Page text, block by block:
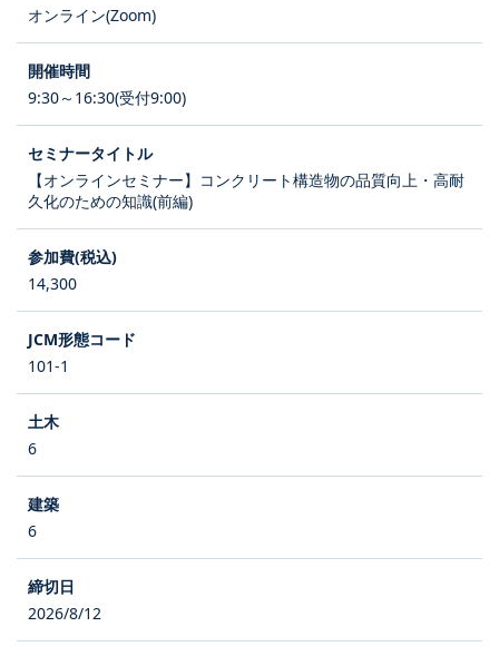
オンライン(Zoom)
9:30～16:30(受付9:00)
【オンラインセミナー】コンクリート構造物の品質向上・高耐
久化のための知識(前編)
14,300
101-1
6
6
2026/8/12